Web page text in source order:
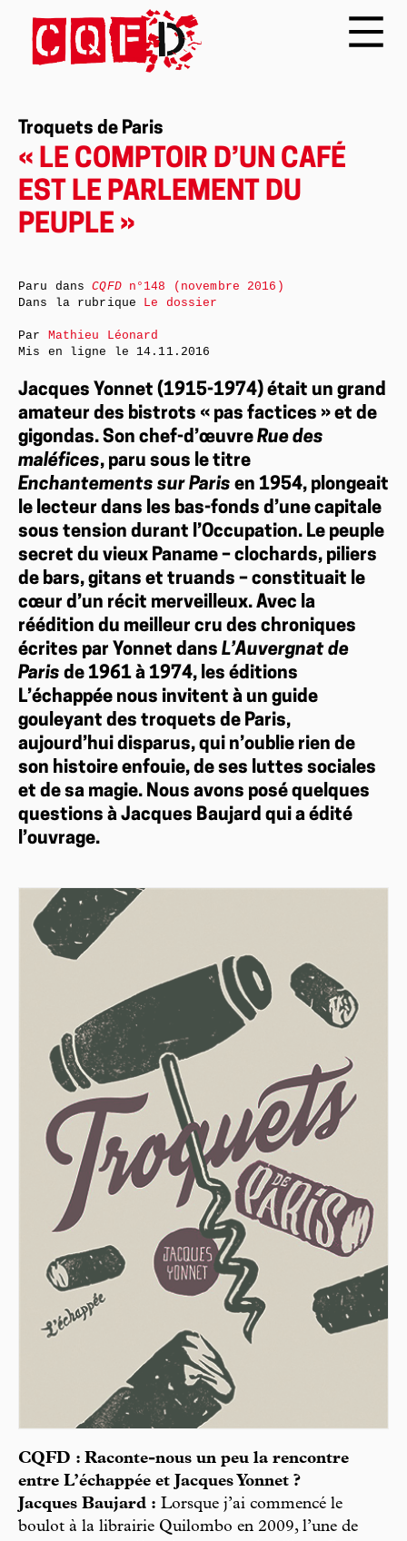
Troquets de Paris
« LE COMPTOIR D’UN CAFÉ
EST LE PARLEMENT DU
PEUPLE »
Jacques Yonnet (1915-1974) était un grand
amateur des bistrots « pas factices » et de
gigondas. Son chef-d’œuvre Rue des
maléfices, paru sous le titre
Enchantements sur Paris en 1954, plongeait
le lecteur dans les bas-fonds d’une capitale
sous tension durant l’Occupation. Le peuple
secret du vieux Paname – clochards, piliers
de bars, gitans et truands – constituait le
cœur d’un récit merveilleux. Avec la
réédition du meilleur cru des chroniques
écrites par Yonnet dans L’Auvergnat de
Paris de 1961 à 1974, les éditions
L’échappée nous invitent à un guide
gouleyant des troquets de Paris,
aujourd’hui disparus, qui n’oublie rien de
son histoire enfouie, de ses luttes sociales
et de sa magie. Nous avons posé quelques
questions à Jacques Baujard qui a édité
l’ouvrage.
CQFD : Raconte-nous un peu la rencontre
entre L’échappée et Jacques Yonnet ?
Jacques Baujard : Lorsque j’ai commencé le
boulot à la librairie Quilombo en 2009, l’une de
Paru dansCQFDn°148 (novembre 2016)
Dans la rubrique Le dossier
Par Mathieu Léonard
Mis en ligne le 14.11.2016